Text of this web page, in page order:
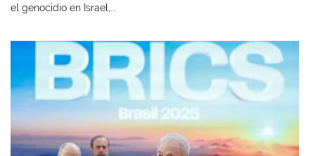
el genocidio en Israel,...